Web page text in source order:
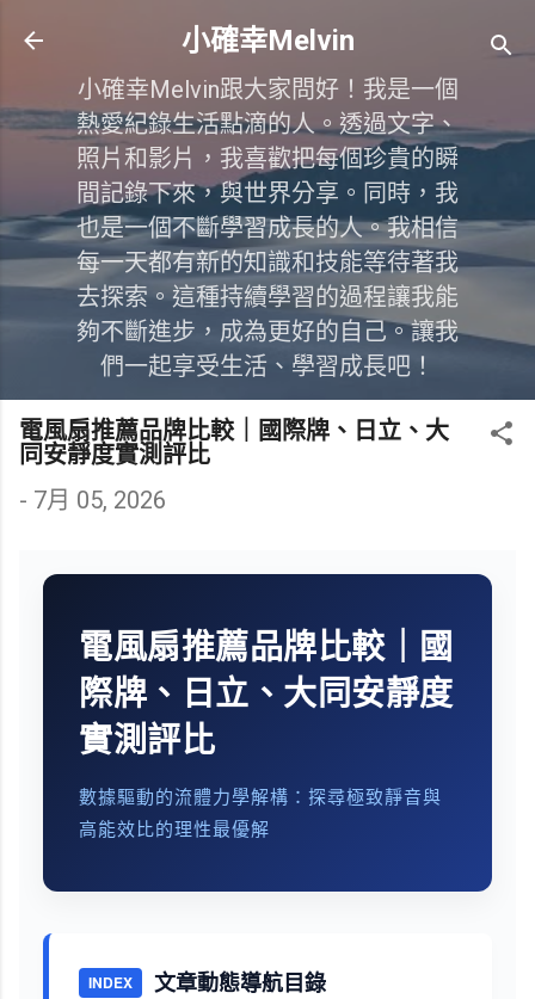
跳到主要內容
小確幸Melvin
小確幸Melvin跟大家問好！我是一個
熱愛紀錄生活點滴的人。透過文字、
照片和影片，我喜歡把每個珍貴的瞬
間記錄下來，與世界分享。同時，我
也是一個不斷學習成長的人。我相信
每一天都有新的知識和技能等待著我
去探索。這種持續學習的過程讓我能
夠不斷進步，成為更好的自己。讓我
們一起享受生活、學習成長吧！
電風扇推薦品牌比較｜國際牌、日立、大
同安靜度實測評比
- 7月 05, 2026
電風扇推薦品牌比較｜國
際牌、日立、大同安靜度
實測評比
數據驅動的流體力學解構：探尋極致靜音與
高能效比的理性最優解
INDEX 文章動態導航目錄